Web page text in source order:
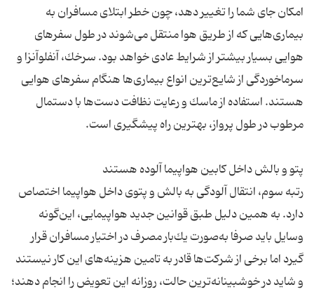
امكان جای شما را تغییر دهد، چون خطر ابتلای مسافران به
بیماری‌هایی كه از طریق هوا منتقل می‌شوند در طول سفرهای
هوایی بسیار بیشتر از شرایط عادی خواهد بود. سرخك، آنفلوآنزا و
سرماخوردگی از شایع‌ترین انواع بیماری‌ها هنگام سفرهای هوایی
هستند. استفاده از ماسك و رعایت نظافت دست‌ها با دستمال
رتبه سوم، انتقال آلودگی به بالش و پتوی داخل هواپیما اختصاص
دارد. به همین دلیل طبق قوانین جدید هواپیمایی، این‌گونه
وسایل باید صرفا به‌صورت یك‌بار مصرف در اختیار مسافران قرار
گیرد اما برخی از شركت‌ها قادر به تامین هزینه‌های این كار نیستند
و شاید در خوشبینانه‌ترین حالت، روزانه این تعویض را انجام دهند؛